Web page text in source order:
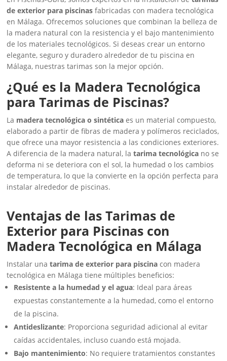
de exterior para piscinas fabricadas con madera tecnológica
en Málaga. Ofrecemos soluciones que combinan la belleza de
la madera natural con la resistencia y el bajo mantenimiento
de los materiales tecnológicos. Si deseas crear un entorno
elegante, seguro y duradero alrededor de tu piscina en
Málaga, nuestras tarimas son la mejor opción.
¿Qué es la Madera Tecnológica
para Tarimas de Piscinas?
La madera tecnológica o sintéticaes un material compuesto,
elaborado a partir de fibras de madera y polímeros reciclados,
que ofrece una mayor resistencia a las condiciones exteriores.
A diferencia de la madera natural, latarima tecnológica no se
deforma ni se deteriora con el sol, la humedad o los cambios
de temperatura, lo que la convierte en la opción perfecta para
instalar alrededor de piscinas.
Ventajas de las Tarimas de
Exterior para Piscinas con
Madera Tecnológica en Málaga
Instalar unatarima de exterior para piscina con madera
tecnológica en Málaga tiene múltiples beneficios:
Resistente a la humedad y el agua: Ideal para áreas
expuestas constantemente a la humedad, como el entorno
de la piscina.
Antideslizante: Proporciona seguridad adicional al evitar
caídas accidentales, incluso cuando está mojada.
Bajo mantenimiento: No requiere tratamientos constantes